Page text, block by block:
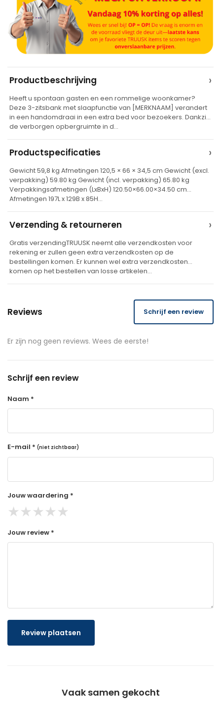
t
e
r
a
t
v
e
Productbeschrijving ›
Heeft u spontaan gasten en een rommelige woonkamer?
Deze 3-zitsbank met slaapfunctie van [MERKNAAM] verandert
in een handomdraai in een extra bed voor bezoekers. Dankzij
de verborgen opbergruimte in d…
Productspecificaties ›
Gewicht 59,8 kg Afmetingen 120,5 × 66 × 34,5 cm Gewicht (excl.
verpakking) 59.80 kg Gewicht (incl. verpakking) 65.80 kg
Verpakkingsafmetingen (LxBxH) 120.50×66.00×34.50 cm
Afmetingen 197L x 129B x 85H…
Verzending & retourneren ›
Gratis verzendingTRUUSK neemt alle verzendkosten voor
rekening er zullen geen extra verzendkosten op de
bestellingen komen. Er kunnen wel extra verzendkosten
komen op het bestellen van losse artikelen…
Reviews Schrijf een review
Er zijn nog geen reviews. Wees de eerste!
Schrijf een review
Naam *
E-mail * (niet zichtbaar)
Jouw waardering *
★★★★★
Jouw review *
Review plaatsen
Vaak samen gekocht